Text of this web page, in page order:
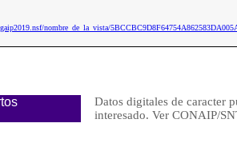
nombre_de_la_vista/
Datos digitales de caracter
interesado. Ver CONAIP/